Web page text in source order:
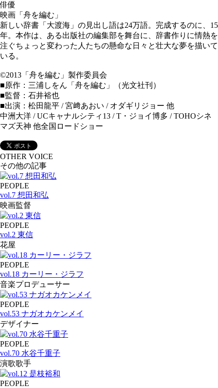
俳優
映画「舟を編む」
新しい辞書「大渡海」の見出し語は24万語。完成するのに、15
年。本作は、ある出版社の編集部を舞台に、辞書作りに情熱を
注ぐちょっと変わった人たちの懸命な日々と壮大な夢を描いて
いる。
©2013「舟を編む」製作委員会
■原作：三浦しをん「舟を編む」（光文社刊）
■監督：石井裕也
■出演：松田龍平 / 宮﨑あおい / オダギリジョー 他
中洲大洋 / UCキャナルシティ13 / T・ジョイ博多 / TOHOシネ
マズ天神 他全国ロードショー
OTHER VOICE
その他の記事
PEOPLE
vol.7 想田和弘
映画監督
PEOPLE
vol.2 東信
花屋
PEOPLE
vol.18 カーリー・ジラフ
音楽プロデューサー
PEOPLE
vol.53 ナガオカケンメイ
デザイナー
PEOPLE
vol.70 水谷千重子
演歌歌手
PEOPLE